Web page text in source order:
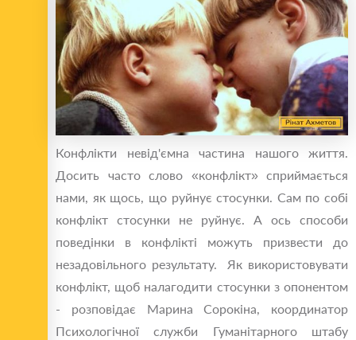
Конфлікти невід'ємна частина нашого життя.
Досить часто слово «конфлікт» сприймається
нами, як щось, що руйнує стосунки. Сам по собі
конфлікт стосунки не руйнує. А ось способи
поведінки в конфлікті можуть призвести до
незадовільного результату. Як використовувати
конфлікт, щоб налагодити стосунки з опонентом
- розповідає Марина Сорокіна, координатор
Психологічної служби Гуманітарного штабу